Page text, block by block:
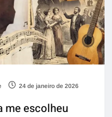
24 de janeiro de 2026
me escolheu